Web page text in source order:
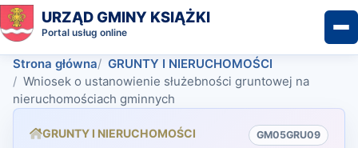
URZĄD GMINY KSIĄŻKI
Portal usług online
Strona główna
GRUNTY I NIERUCHOMOŚCI
Wniosek o ustanowienie służebności gruntowej na
nieruchomościach gminnych
GRUNTY I NIERUCHOMOŚCI GM05GRU09